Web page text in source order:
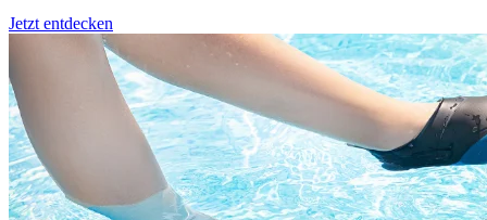
Jetzt entdecken